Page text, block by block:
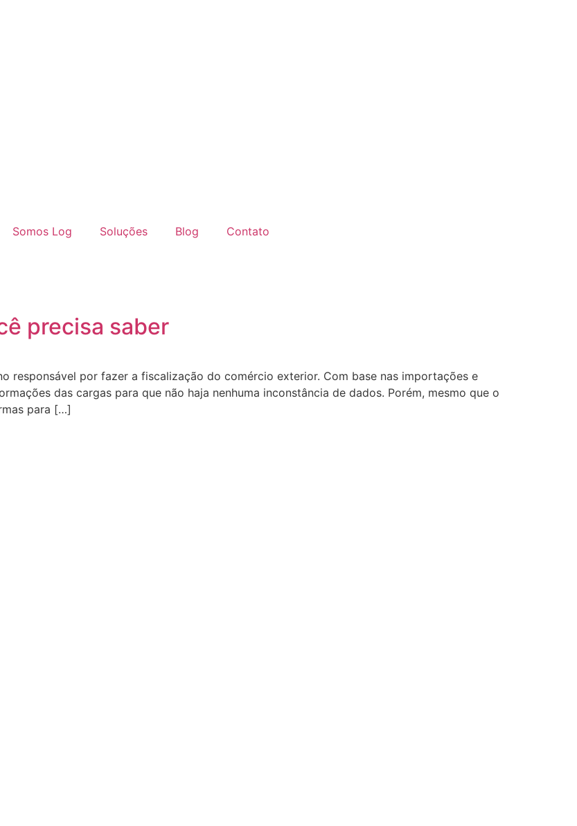
Somos Log Soluções Blog Contato
precisa saber
responsável por fazer a fiscalização do comércio exterior. Com base nas importações e
das cargas para que não haja nenhuma inconstância de dados. Porém, mesmo que o
para […]